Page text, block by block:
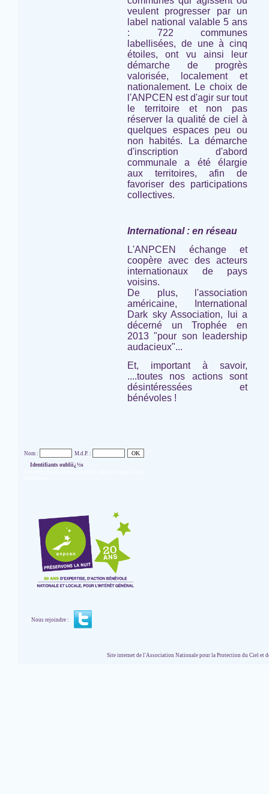
veulent progresser par un
label national valable 5 ans
: 722 communes
labellisées, de une à cinq
étoiles, ont vu ainsi leur
démarche de progrès
valorisée, localement et
nationalement. Le choix de
l'ANPCEN est d'agir sur tout
le territoire et non pas
réserver la qualité de ciel à
quelques espaces peu ou
non habités. La démarche
d'inscription d'abord
communale a été élargie
aux territoires, afin de
favoriser des participations
collectives.
International : en réseau
L'ANPCEN échange et
coopère avec des acteurs
internationaux de pays
voisins.
De plus, l'association
américaine,
International
Dark sky Association,
lui a
décerné un Trophée en
2013 "pour son leadership
audacieux"...
Et, important à savoir,
....toutes nos actions sont
désintéressées et
bénévoles !
Nom :
M.d.P. :
Identifiants oubliï¿½s
Nous rejoindre :
Site internet de l'Association Nationale pour la Protection du Ciel et de